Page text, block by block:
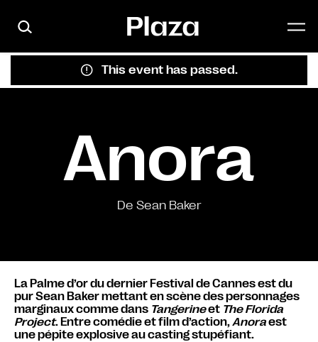
This event has passed.
Anora
De Sean Baker
La Palme d’or du dernier Festival de Cannes est du
pur Sean Baker mettant en scène des personnages
marginaux comme dans Tangerineet The Florida
Project. Entre comédie et film d’action,Anoraest
une pépite explosive au casting stupéfiant.